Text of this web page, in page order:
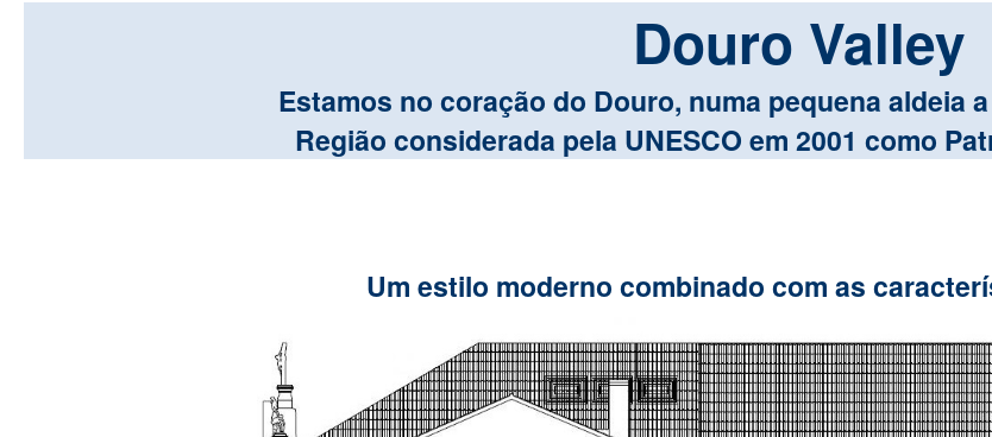
Douro Valley
Estamos no coração do Douro, numa pequena aldeia
Região considerada pela UNESCO em 2001 como
Um estilo moderno combinado com as